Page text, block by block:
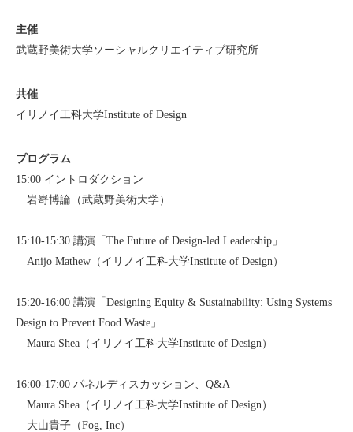
主催
武蔵野美術大学ソーシャルクリエイティブ研究所
共催
イリノイ工科大学Institute of Design
プログラム
15:00 イントロダクション
岩嵜博論（武蔵野美術大学）
15:10-15:30 講演「The Future of Design-led Leadership」
Anijo Mathew（イリノイ工科大学Institute of Design）
15:20-16:00 講演「Designing Equity & Sustainability: Using Systems
Design to Prevent Food Waste」
Maura Shea（イリノイ工科大学Institute of Design）
16:00-17:00 パネルディスカッション、Q&A
Maura Shea（イリノイ工科大学Institute of Design）
大山貴子（Fog, Inc）